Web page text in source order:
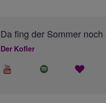
Da fing der Sommer
Der Kofler